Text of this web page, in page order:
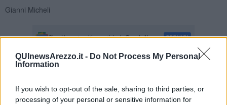
QUInewsArezzo.it - Do Not Process My Personal
Information
If you wish to opt-out of the sale, sharing to third parties, or
processing of your personal or sensitive information for
Gianni Micheli
Newsletter QUInews - ToscanaMedia.Arriva gratis tutti i giorni
alle 20:00 direttamente nella tua casella di posta.